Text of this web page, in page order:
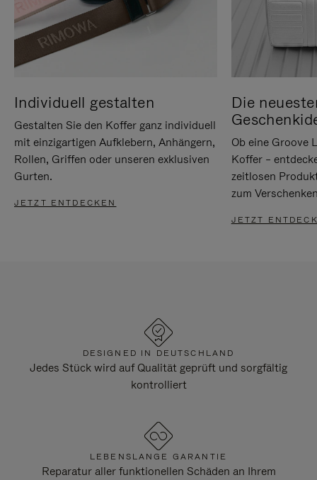
Individuell gestalten
Gestalten Sie den Koffer ganz individuell
mit einzigartigen Aufklebern, Anhängern,
Rollen, Griffen oder unseren exklusiven
Gurten.
JETZT ENTDECKEN
Die
Ob eine Groove
Koffer –
zeitlosen
zum
JETZT
DESIGNED IN DEUTSCHLAND
Jedes Stück wird auf Qualität geprüft und sorgfältig
kontrolliert
LEBENSLANGE GARANTIE
Reparatur aller funktionellen Schäden an Ihrem